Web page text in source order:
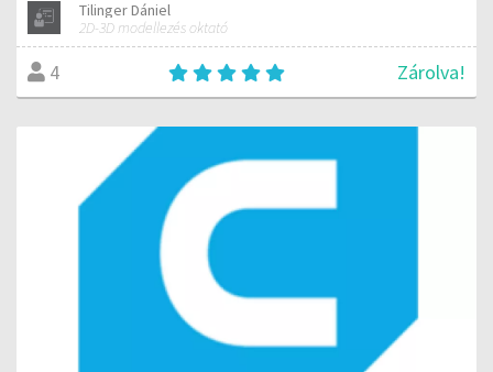
Tilinger Dániel
2D-3D modellezés oktató
4 Zárolva!